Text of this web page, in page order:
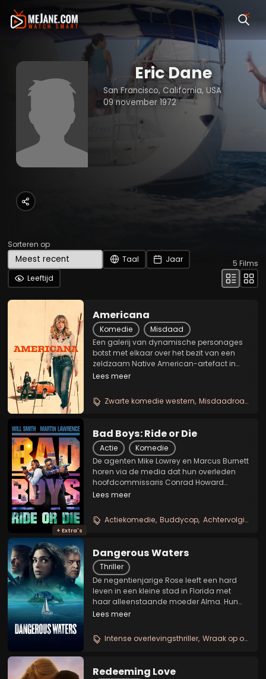
Eric Dane
San Francisco, California, USA
09 november 1972
Sorteren op
Taal
Jaar
Leeftijd
5 Films
Americana
Komedie
Misdaad
Een galerij van dynamische personages
botst met elkaar over het bezit van een
zeldzaam Native American-artefact in
deze bijzonder vermakelijke moderne
markt terechtkomt, slaat een verlegen
serveerster met...
Lees meer
Zwarte komedie western Misdaadroadtrip
+ Extra's
Bad Boys: Ride or Die
Actie
Komedie
De agenten Mike Lowrey en Marcus Burnett
horen via de media dat hun overleden
hoofdcommissaris Conrad Howard
jarenlang met de drugskartels
dat hij erin is geluisd en willen zijn naam
zuiveren. De twee worden nu...
Lees meer
Actiekomedie Buddycop Achtervolgingen
Dangerous Waters
Thriller
De negentienjarige Rose leeft een hard
leven in een kleine stad in Florida met
haar alleenstaande moeder Alma. Hun
geluk lijkt een wending te nemen wanneer
Derek, hen meeneemt op een zeilavontuur
naar Bermuda....
Lees meer
Intense overlevingsthriller Wraak op open zee
Redeeming Love